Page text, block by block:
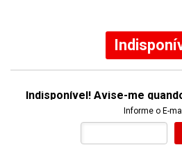
Indisponível! Avise-me
Informe o E-